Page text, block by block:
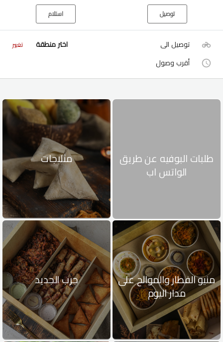
توصيل استلام
توصيل الى اختر منطقة تغيير
أقرب وصول
طلبات البوفيه عن طريق
الواتس اب
مثلاجات
منيو الفطار والموالح على
مدار اليوم
جرب الجديد